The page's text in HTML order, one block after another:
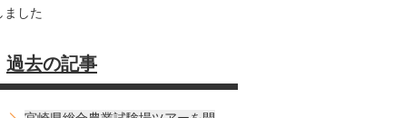
した
過去の記事